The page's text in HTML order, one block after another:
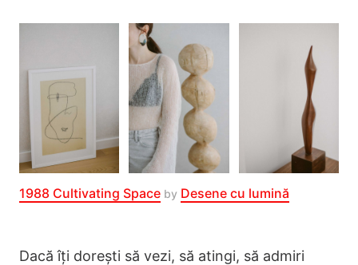
1988 Cultivating Space by Desene cu lumină
Dacă îți dorești să vezi, să atingi, să admiri